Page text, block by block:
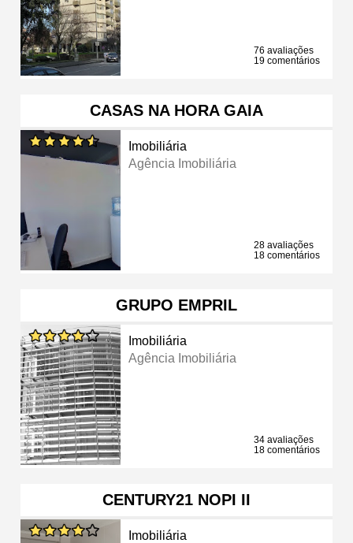
76 avaliações
19 comentários
CASAS NA HORA GAIA
Imobiliária
Agência Imobiliária
28 avaliações
18 comentários
GRUPO EMPRIL
Imobiliária
Agência Imobiliária
34 avaliações
18 comentários
CENTURY21 NOPI II
Imobiliária